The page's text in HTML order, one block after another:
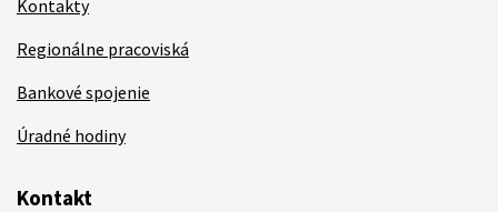
Kontakty
Regionálne pracoviská
Bankové spojenie
Úradné hodiny
Kontakt